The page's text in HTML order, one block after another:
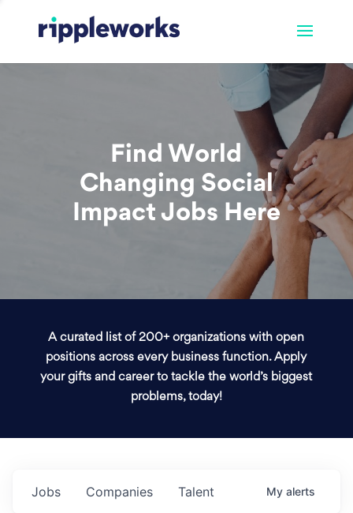
Find World
Changing Social
Impact Jobs Here
A curated list of 200+ organizations with open
positions across every business function. Apply
your gifts and career to tackle the world’s biggest
problems, today!
Jobs Companies Talent My alerts